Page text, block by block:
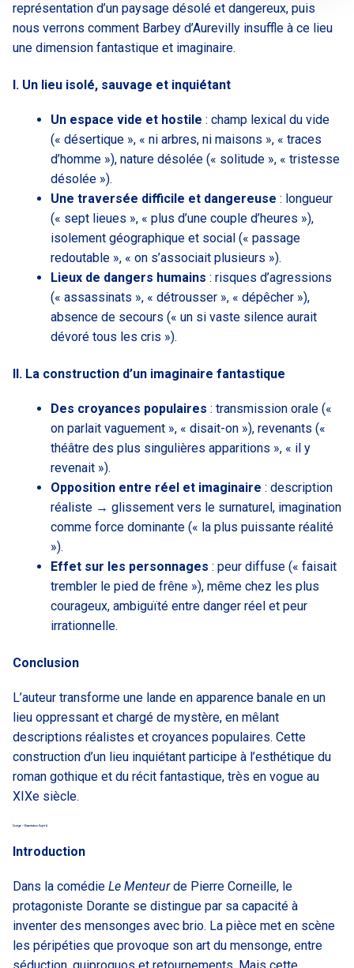
représentation d’un paysage désolé et dangereux, puis
nous verrons comment Barbey d’Aurevilly insuffle à ce lieu
une dimension fantastique et imaginaire.
I. Un lieu isolé, sauvage et inquiétant
Un espace vide et hostile : champ lexical du vide
(« désertique », « ni arbres, ni maisons », « traces
d’homme »), nature désolée (« solitude », « tristesse
désolée »).
Une traversée difficile et dangereuse : longueur
(« sept lieues », « plus d’une couple d’heures »),
isolement géographique et social (« passage
redoutable », « on s’associait plusieurs »).
Lieux de dangers humains : risques d’agressions
(« assassinats », « détrousser », « dépêcher »),
absence de secours (« un si vaste silence aurait
dévoré tous les cris »).
II. La construction d’un imaginaire fantastique
Des croyances populaires : transmission orale («
on parlait vaguement », « disait-on »), revenants («
théâtre des plus singulières apparitions », « il y
revenait »).
Opposition entre réel et imaginaire : description
réaliste → glissement vers le surnaturel, imagination
comme force dominante (« la plus puissante réalité
»).
Effet sur les personnages : peur diffuse (« faisait
trembler le pied de frêne »), même chez les plus
courageux, ambiguïté entre danger réel et peur
irrationnelle.
Conclusion
L’auteur transforme une lande en apparence banale en un
lieu oppressant et chargé de mystère, en mêlant
descriptions réalistes et croyances populaires. Cette
construction d’un lieu inquiétant participe à l’esthétique du
roman gothique et du récit fantastique, très en vogue au
XIXe siècle.
Corrigé – Dissertation Sujet A
Introduction
Dans la comédie Le Menteurde Pierre Corneille, le
protagoniste Dorante se distingue par sa capacité à
inventer des mensonges avec brio. La pièce met en scène
les péripéties que provoque son art du mensonge, entre